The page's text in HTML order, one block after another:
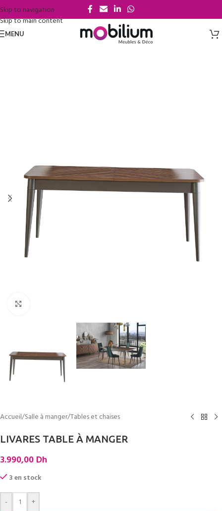
Skip to navigation
Skip to main content
MENU
Accueil/Salle à manger/Tables et chaises
LIVARES TABLE À MANGER
3.990,00 Dh
3 en stock
- +